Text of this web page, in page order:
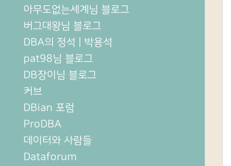
아무도없는세계님 블로그
버그대왕님 블로그
DBA의 정석 | 박용석
pat98님 블로그
DB장이님 블로그
커브
DBian 포럼
ProDBA
데이터와 사람들
Dataforum